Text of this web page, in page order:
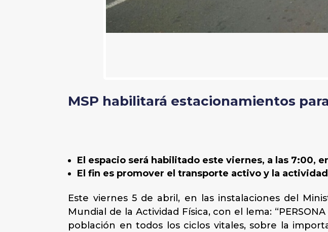
MSP habilitará estacionamientos
El espacio será habilitado este viernes, a las 7:00,
El fin es promover el transporte activo y la
Este viernes 5 de abril, en las instalaciones del
Mundial de la Actividad Física, con el lema:
población en todos los ciclos vitales, sobre la